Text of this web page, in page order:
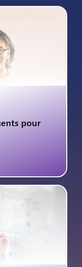
pour